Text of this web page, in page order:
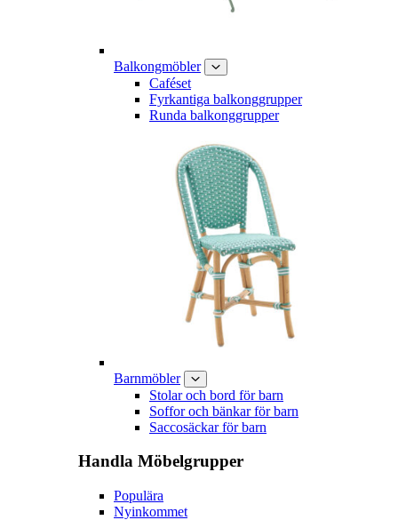
Balkongmöbler
Caféset
Fyrkantiga balkonggrupper
Runda balkonggrupper
Barnmöbler
Stolar och bord för barn
Soffor och bänkar för barn
Saccosäckar för barn
Handla Möbelgrupper
Populära
Nyinkommet